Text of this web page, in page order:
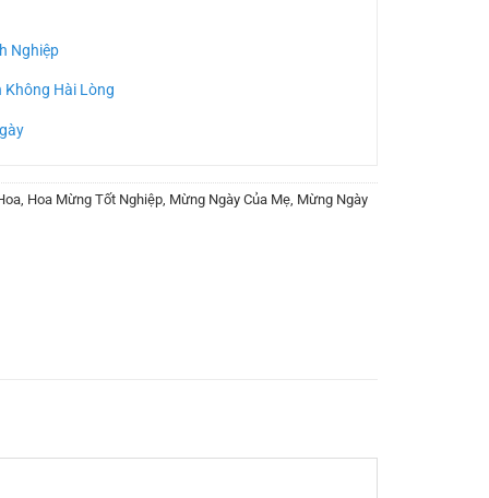
Nghiệp
Không Hài Lòng
Hoa Mừng Tốt Nghiệp Mừng Ngày Của Mẹ Mừng Ngày